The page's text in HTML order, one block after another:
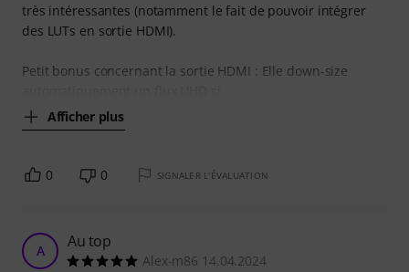
très intéressantes (notamment le fait de pouvoir intégrer
des LUTs en sortie HDMI).
Petit bonus concernant la sortie HDMI : Elle down-size
Afficher plus
0 0 SIGNALER L'ÉVALUATION
A Au top
Alex-m86 14.04.2024